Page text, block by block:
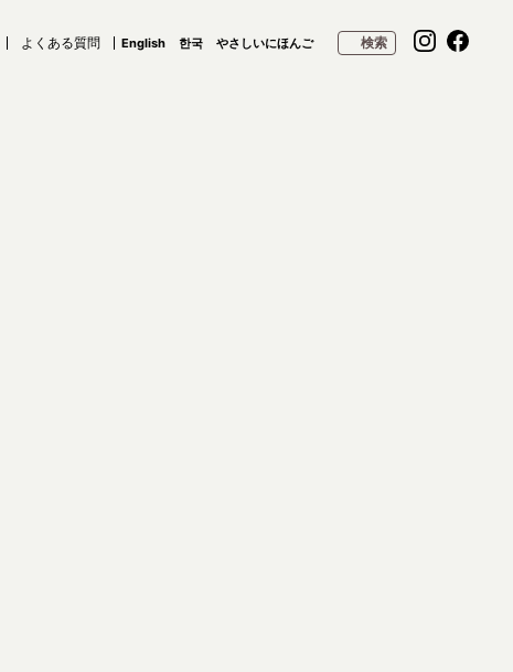
よくある質問 English 한국 やさしいにほんご 検索